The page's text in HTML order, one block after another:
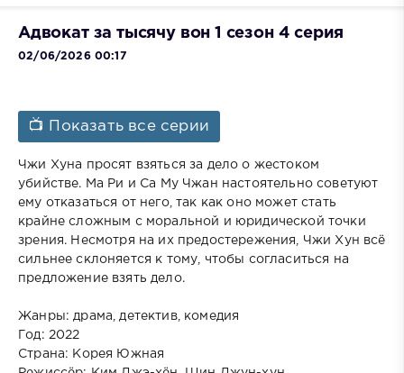
Адвокат за тысячу вон 1 сезон 4 серия
02/06/2026 00:17
📺 Показать все серии
Чжи Хуна просят взяться за дело о жестоком
убийстве. Ма Ри и Са Му Чжан настоятельно советуют
ему отказаться от него, так как оно может стать
крайне сложным с моральной и юридической точки
зрения. Несмотря на их предостережения, Чжи Хун всё
сильнее склоняется к тому, чтобы согласиться на
предложение взять дело.
Жанры: драма, детектив, комедия
Год: 2022
Страна: Корея Южная